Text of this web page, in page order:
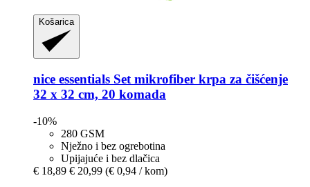
Košarica
nice essentials Set mikrofiber krpa za čišćenje
32 x 32 cm, 20 komada
-10%
280 GSM
Nježno i bez ogrebotina
Upijajuće i bez dlačica
€ 18,89 € 20,99 (€ 0,94 / kom)